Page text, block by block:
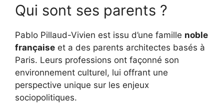
Qui sont ses parents ?
Pablo Pillaud-Vivien est issu d’une famille noble
française et a des parents architectes basés à
Paris. Leurs professions ont façonné son
environnement culturel, lui offrant une
perspective unique sur les enjeux
sociopolitiques.